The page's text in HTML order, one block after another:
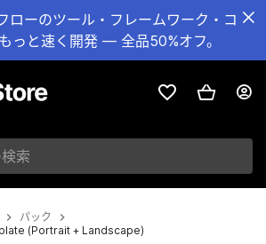
ローのツール・フレームワーク・コ
っと速く開発 — 全品50%オフ。
パック
(Portrait + Landscape)